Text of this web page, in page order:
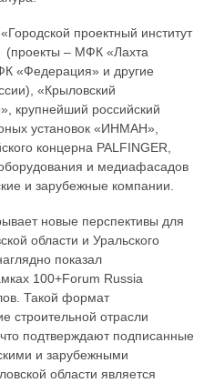
проектный институт
(проекты – МФК «Лахта
«Федерация» и другие
«Крыловский
крупнейший российский
установок «ИНМАН»,
концерна PALFINGER,
оборудования и медиафасадов
и зарубежные компании.
новые перспективы для
области и Уральского
показал
100+Forum Russia
Такой формат
строительной отрасли
подтверждают подписанные
и зарубежными
области является